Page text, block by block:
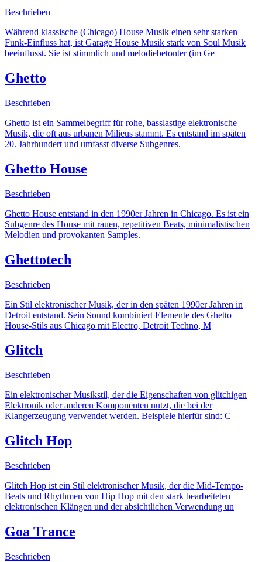
Beschrieben
Während klassische (Chicago) House Musik einen sehr starken
Funk-Einfluss hat, ist Garage House Musik stark von Soul Musik
beeinflusst. Sie ist stimmlich und melodiebetonter (im Ge
Ghetto
Beschrieben
Ghetto ist ein Sammelbegriff für rohe, basslastige elektronische
Musik, die oft aus urbanen Milieus stammt. Es entstand im späten
20. Jahrhundert und umfasst diverse Subgenres.
Ghetto House
Beschrieben
Ghetto House entstand in den 1990er Jahren in Chicago. Es ist ein
Subgenre des House mit rauen, repetitiven Beats, minimalistischen
Melodien und provokanten Samples.
Ghettotech
Beschrieben
Ein Stil elektronischer Musik, der in den späten 1990er Jahren in
Detroit entstand. Sein Sound kombiniert Elemente des Ghetto
House-Stils aus Chicago mit Electro, Detroit Techno, M
Glitch
Beschrieben
Ein elektronischer Musikstil, der die Eigenschaften von glitchigen
Elektronik oder anderen Komponenten nutzt, die bei der
Klangerzeugung verwendet werden. Beispiele hierfür sind: C
Glitch Hop
Beschrieben
Glitch Hop ist ein Stil elektronischer Musik, der die Mid-Tempo-
Beats und Rhythmen von Hip Hop mit den stark bearbeiteten
elektronischen Klängen und der absichtlichen Verwendung un
Goa Trance
Beschrieben